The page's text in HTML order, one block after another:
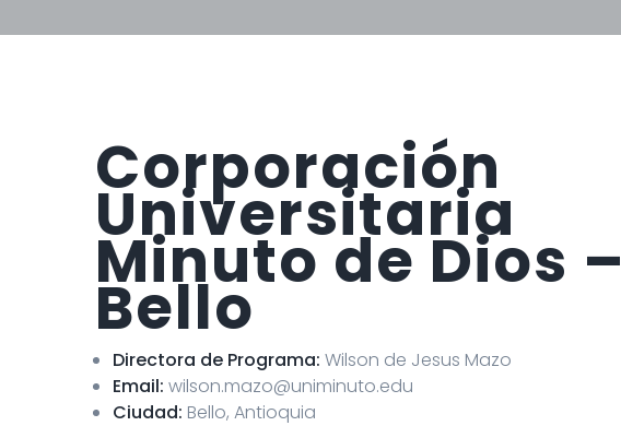
Corporación
Universitaria
Minuto de Dios –
Bello
Directora de Programa: Wilson de Jesus Mazo
Email: wilson.mazo@uniminuto.edu
Ciudad: Bello, Antioquia